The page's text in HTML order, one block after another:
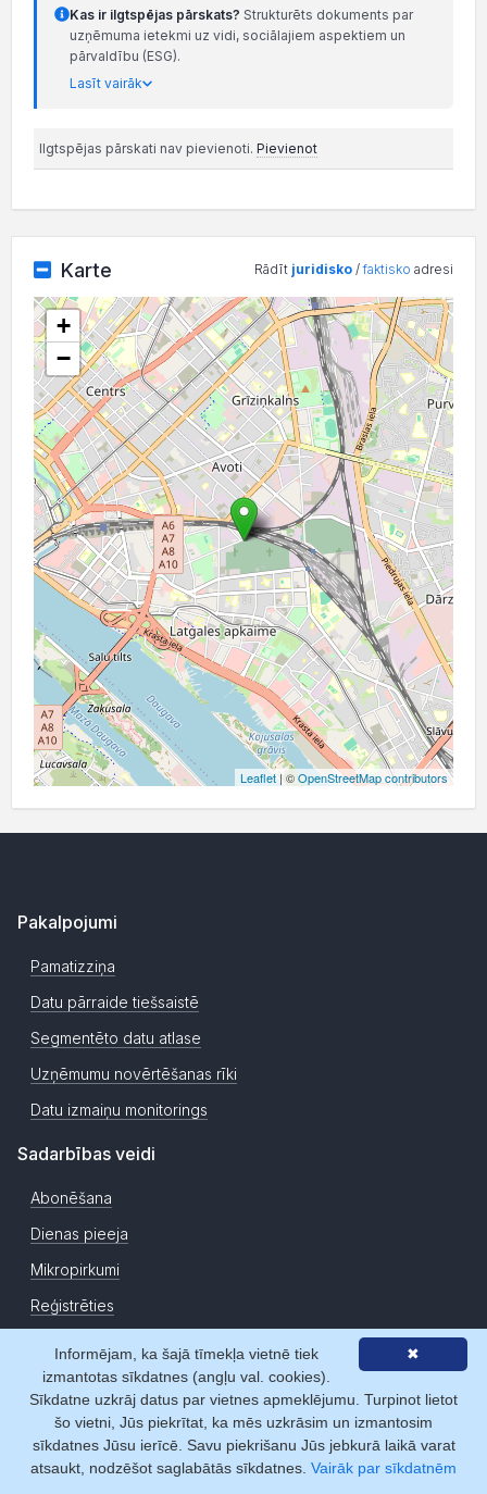
Kas ir ilgtspējas pārskats? Strukturēts dokuments par
uzņēmuma ietekmi uz vidi, sociālajiem aspektiem un
pārvaldību (ESG).
Lasīt vairāk
Ilgtspējas pārskati nav pievienoti. Pievienot
Karte Rādīt juridisko /faktisko adresi
+
−
Leaflet| ©OpenStreetMap contributors
Pakalpojumi
Pamatizziņa
Datu pārraide tiešsaistē
Segmentēto datu atlase
Uzņēmumu novērtēšanas rīki
Datu izmaiņu monitorings
Sadarbības veidi
Abonēšana
Dienas pieeja
Mikropirkumi
Reģistrēties
Meklēšana
Uzņēmumi
Personas
Adreses
✖
Informējam, ka šajā tīmekļa vietnē tiek
izmantotas sīkdatnes (angļu val. cookies).
Sīkdatne uzkrāj datus par vietnes apmeklējumu. Turpinot lietot
šo vietni, Jūs piekrītat, ka mēs uzkrāsim un izmantosim
sīkdatnes Jūsu ierīcē. Savu piekrišanu Jūs jebkurā laikā varat
atsaukt, nodzēšot saglabātās sīkdatnes. Vairāk par sīkdatnēm